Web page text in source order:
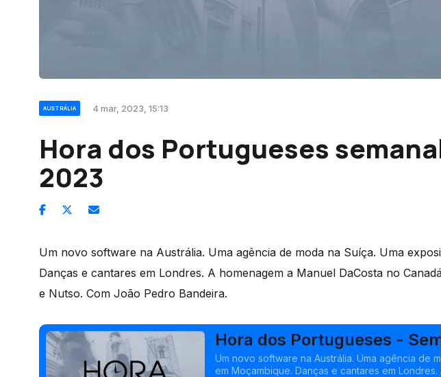
AUSTRÁLIA 4 mar, 2023, 15:13
Hora dos Portugueses
2023
Um novo software na Austrália. Uma agência de moda na Suíça. Uma
Danças e cantares em Londres. A homenagem a Manuel DaCosta no
e Nutso. Com João Pedro Bandeira.
Hora dos Portugueses -
Um novo software na Austrália. Uma agência de
em Moçambique. Danças e cantares em